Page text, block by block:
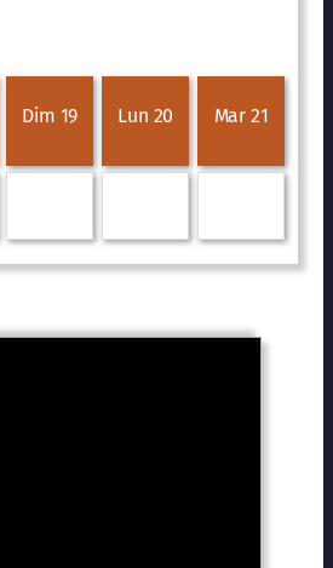
Dim 19 Lun 20 Mar 21